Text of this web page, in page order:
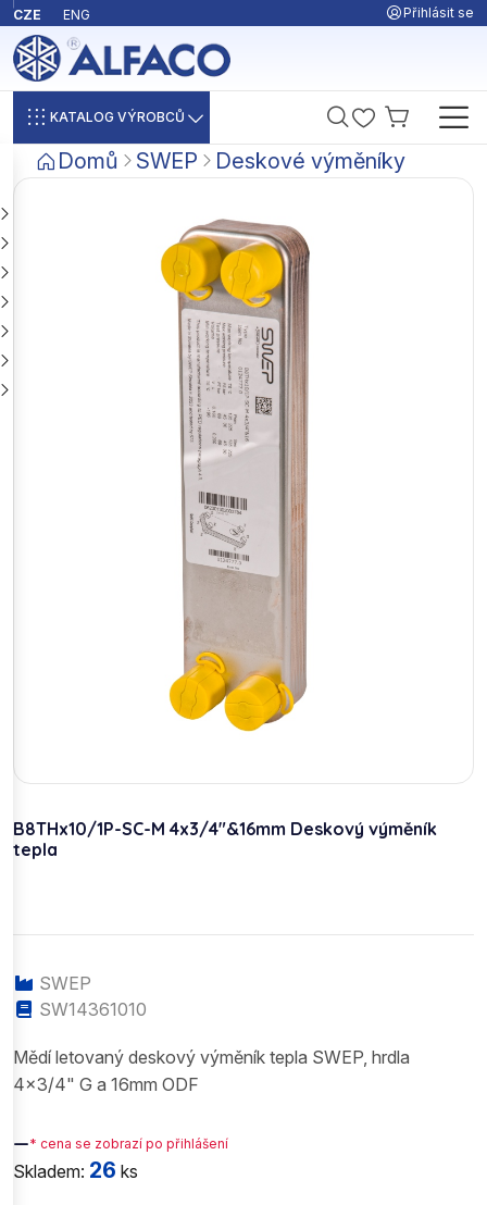
CZE ENG Přihlásit se
KATALOG VÝROBCŮ
Domů SWEP Deskové výměníky
B8THx10/1P-SC-M 4x3/4"&16mm Deskový výměník
tepla
SWEP
SW14361010
Mědí letovaný deskový výměník tepla SWEP, hrdla
4x3/4" G a 16mm ODF
—* cena se zobrazí po přihlášení
Skladem: 26 ks